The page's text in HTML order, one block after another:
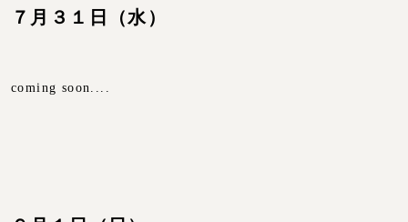
７月３１日（水）
coming soon....